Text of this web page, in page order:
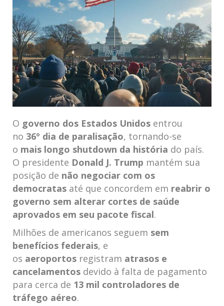
O governo dos Estados Unidos entrou
no 36º dia de paralisação, tornando-se
o mais longo shutdown da história do país.
O presidente Donald J. Trump mantém sua
posição de não negociar com os
democratas até que concordem em reabrir o
governo sem alterar cortes de saúde
aprovados em seu pacote fiscal.
Milhões de americanos seguem sem
benefícios federais, e
os aeroportos registram atrasos e
cancelamentos devido à falta de pagamento
para cerca de 13 mil controladores de
tráfego aéreo.